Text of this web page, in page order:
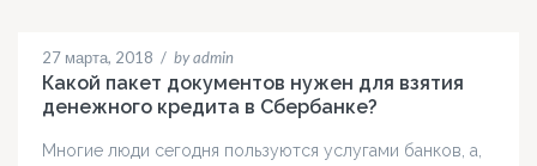
27 марта, 2018 / by admin
Какой пакет документов нужен для взятия
денежного кредита в Сбербанке?
Многие люди сегодня пользуются услугами банков, а,